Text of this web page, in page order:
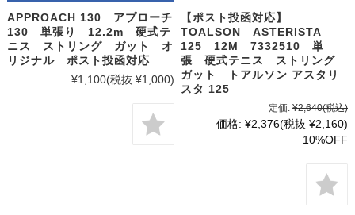
APPROACH 130 アプローチ
130 単張り 12.2m 硬式テ
ニス ストリング ガット オ
リジナル ポスト投函対応
¥1,100(税抜 ¥1,000)
【ポスト投函対応】
TOALSON ASTERISTA
125 12M 7332510 単
張 硬式テニス ストリング
ガット トアルソン アスタリ
スタ 125
定価: ¥2,640(税込)
価格: ¥2,376(税抜 ¥2,160)
10%OFF